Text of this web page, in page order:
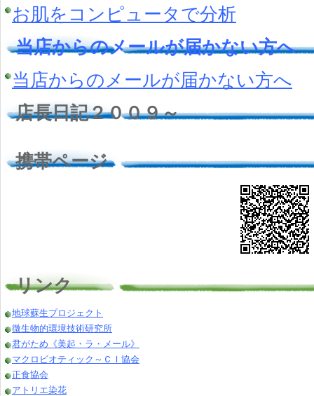
お肌をコンピュータで分析
当店からのメールが届かない方へ
当店からのメールが届かない方へ
店長日記２００９～
携帯ページ
リンク
地球蘇生プロジェクト
微生物的環境技術研究所
君がため《美起・ラ・メール》
マクロビオティック～ＣＩ協会
正食協会
アトリエ染花